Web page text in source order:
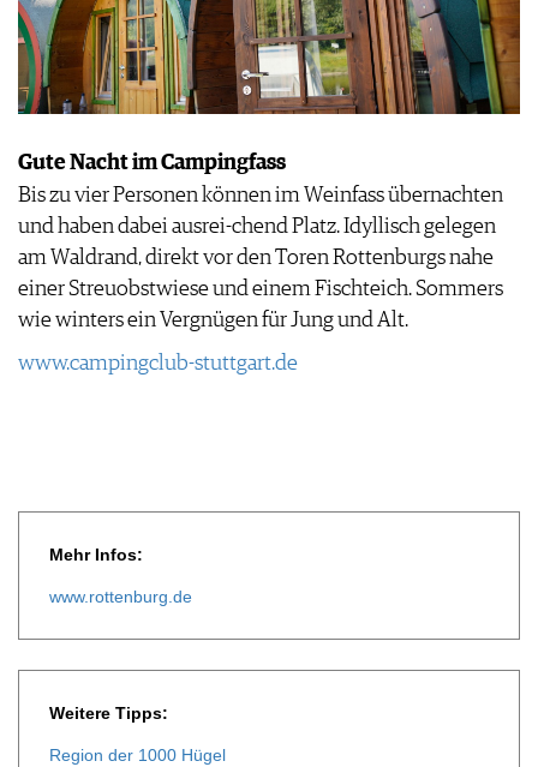
Gute Nacht im Campingfass
Bis zu vier Personen können im Weinfass übernachten
und haben dabei ausrei-chend Platz. Idyllisch gelegen
am Waldrand, direkt vor den Toren Rottenburgs nahe
einer Streuobstwiese und einem Fischteich. Sommers
wie winters ein Vergnügen für Jung und Alt.
www.campingclub-stuttgart.de
Mehr Infos:
www.rottenburg.de
Weitere Tipps:
Region der 1000 Hügel